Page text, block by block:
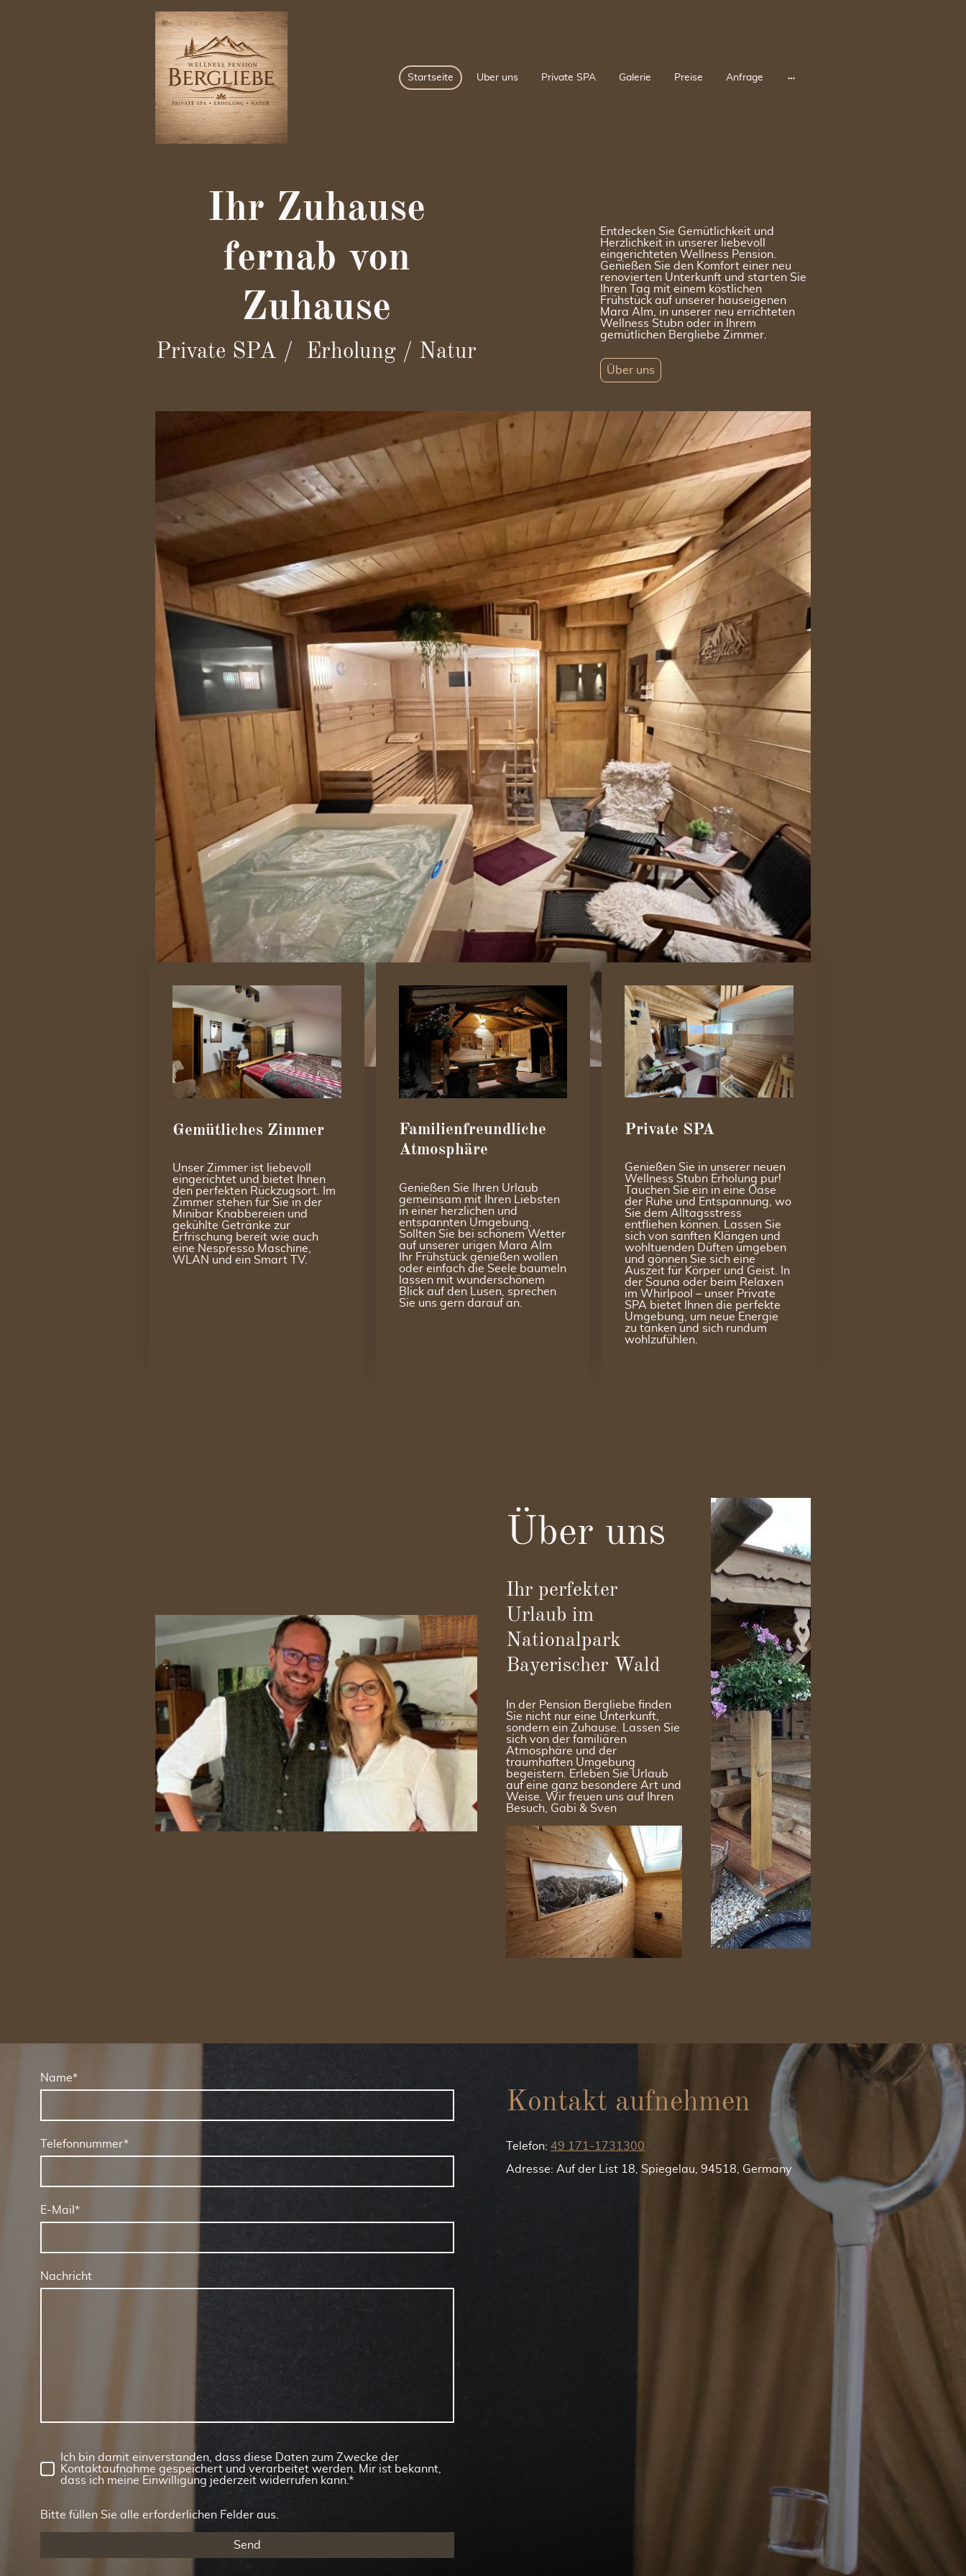
Startseite Über uns Private SPA Galerie Preise Anfrage
Ihr Zuhause
fernab von
Zuhause
Private SPA / Erholung / Natur
Entdecken Sie Gemütlichkeit und
Herzlichkeit in unserer liebevoll
eingerichteten Wellness Pension.
Genießen Sie den Komfort einer neu
renovierten Unterkunft und starten Sie
Ihren Tag mit einem köstlichen
Frühstück auf unserer hauseigenen
Mara Alm, in unserer neu errichteten
Wellness Stubn oder in Ihrem
gemütlichen Bergliebe Zimmer.
Über uns
Gemütliches Zimmer
Unser Zimmer ist liebevoll
eingerichtet und bietet Ihnen
den perfekten Rückzugsort.
Im
Zimmer stehen für Sie in der
Minibar Knabbereien und
gekühlte Getränke zur
Erfrischung bereit wie auch
eine Nespresso Maschine,
WLAN und ein Smart TV.
Familienfreundliche
Atmosphäre
Genießen Sie Ihren Urlaub
gemeinsam mit Ihren Liebsten
in einer herzlichen und
entspannten Umgebung.
Sollten Sie bei schönem Wetter
auf unserer urigen Mara Alm
Ihr Frühstück genießen wollen
oder einfach die Seele baumeln
lassen mit wunderschönem
Blick auf den Lusen, sprechen
Sie uns gern darauf an.
Private SPA
Genießen Sie in unserer neuen
Wellness Stubn Erholung pur!
Tauchen Sie ein in eine Oase
der Ruhe und Entspannung, wo
Sie dem Alltagsstress
entfliehen können. Lassen Sie
sich von sanften Klängen und
wohltuenden Düften umgeben
und gönnen Sie sich eine
Auszeit für Körper und Geist. In
der Sauna oder beim Relaxen
im Whirlpool – unser Private
SPA bietet Ihnen die perfekte
Umgebung, um neue Energie
zu tanken und sich rundum
wohlzufühlen.
Über uns
Ihr perfekter
Urlaub im
Nationalpark
Bayerischer Wald
In der Pension Bergliebe finden
Sie nicht nur eine Unterkunft,
sondern ein Zuhause. Lassen Sie
sich von der familiären
Atmosphäre und der
traumhaften Umgebung
begeistern. Erleben Sie Urlaub
auf eine ganz besondere Art und
Weise. Wir freuen uns auf Ihren
Besuch, Gabi & Sven
Name*
Telefonnummer*
E-Mail *
Nachricht
Ich bin damit einverstanden, dass diese Daten zum Zwecke der
Kontaktaufnahme gespeichert und verarbeitet werden. Mir ist bekannt,
dass ich meine Einwilligung jederzeit widerrufen kann.*
Bitte füllen Sie alle erforderlichen Felder aus.
Send
Kontakt aufnehmen
Telefon: 49 171-1731300
Adresse: Auf der List 18, Spiegelau, 94518, Germany